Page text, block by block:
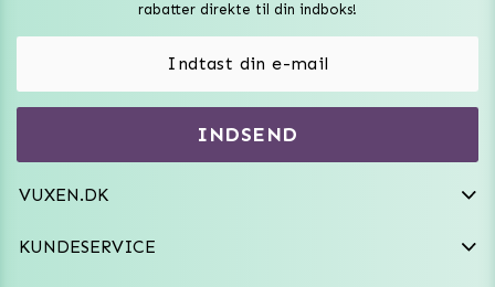
rabatter direkte til din indboks!
INDSEND
VUXEN.DK
VAT: SE556744520901
kundeservice@vuxen.dk
KUNDESERVICE
Fortryd aftale
Vibratorer